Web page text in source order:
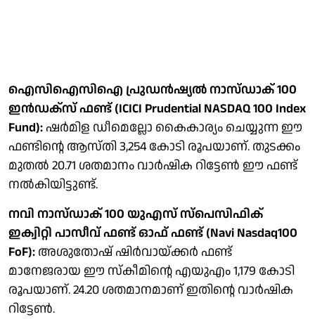
ഐസിഐസിഐ പ്രുഡന്‍ഷ്യല്‍ നാസ്ഡാക് 100
ഇന്‍ഡക്‌സ് ഫണ്ട് (ICICI Prudential NASDAQ 100 Index
Fund): ഷര്‍മിള ഡീമെല്ലോ കൈകാര്യം ചെയ്യുന്ന ഈ
ഫണ്ടിന്റെ ആസ്തി 3,254 കോടി രൂപയാണ്. തുടക്കം
മുതല്‍ 20.71 ശതമാനം വാര്‍ഷിക റിട്ടേണ്‍ ഈ ഫണ്ട്
നല്‍കിയിട്ടുണ്ട്.
നവി നാസ്ഡാക് 100 യുഎസ് സ്‌പെസിഫിക്
ഇക്വിറ്റി പാസീവ് ഫണ്ട് ഓഫ് ഫണ്ട് (Navi Nasdaq100
FoF): അശുതോഷ് ഷിര്‍വായ്ക്കര്‍ ഫണ്ട്
മാനേജരായ ഈ സ്‌കീമിന്റെ എയുഎം 1,179 കോടി
രൂപയാണ്. 24.20 ശതമാനമാണ് ഇതിന്റെ വാര്‍ഷിക
റിട്ടേണ്‍.